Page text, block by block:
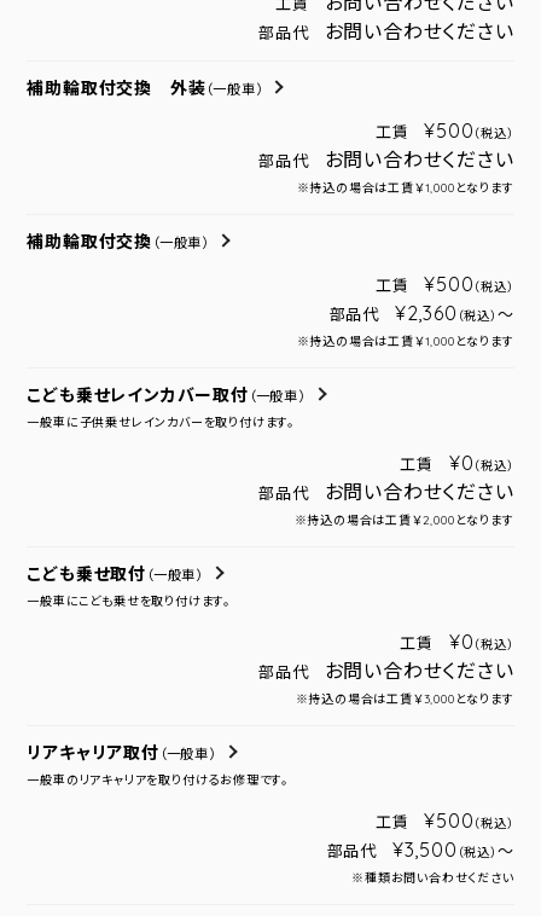
部品代 お問い合わせください
補助輪取付交換 外装 （一般車）
工賃 ¥500 （税込）
部品代 お問い合わせください
※持込の場合は工賃￥1,000となります
補助輪取付交換 （一般車）
工賃 ¥500 （税込）
部品代 ¥2,360 （税込） ～
※持込の場合は工賃￥1,000となります
こども乗せレインカバー取付 （一般車）
一般車に子供乗せレインカバーを取り付けます。
工賃 ¥0 （税込）
部品代 お問い合わせください
※持込の場合は工賃￥2,000となります
こども乗せ取付 （一般車）
一般車にこども乗せを取り付けます。
工賃 ¥0 （税込）
部品代 お問い合わせください
※持込の場合は工賃￥3,000となります
リアキャリア取付 （一般車）
一般車のリアキャリアを取り付けるお修理です。
工賃 ¥500 （税込）
部品代 ¥3,500 （税込） ～
※種類お問い合わせください